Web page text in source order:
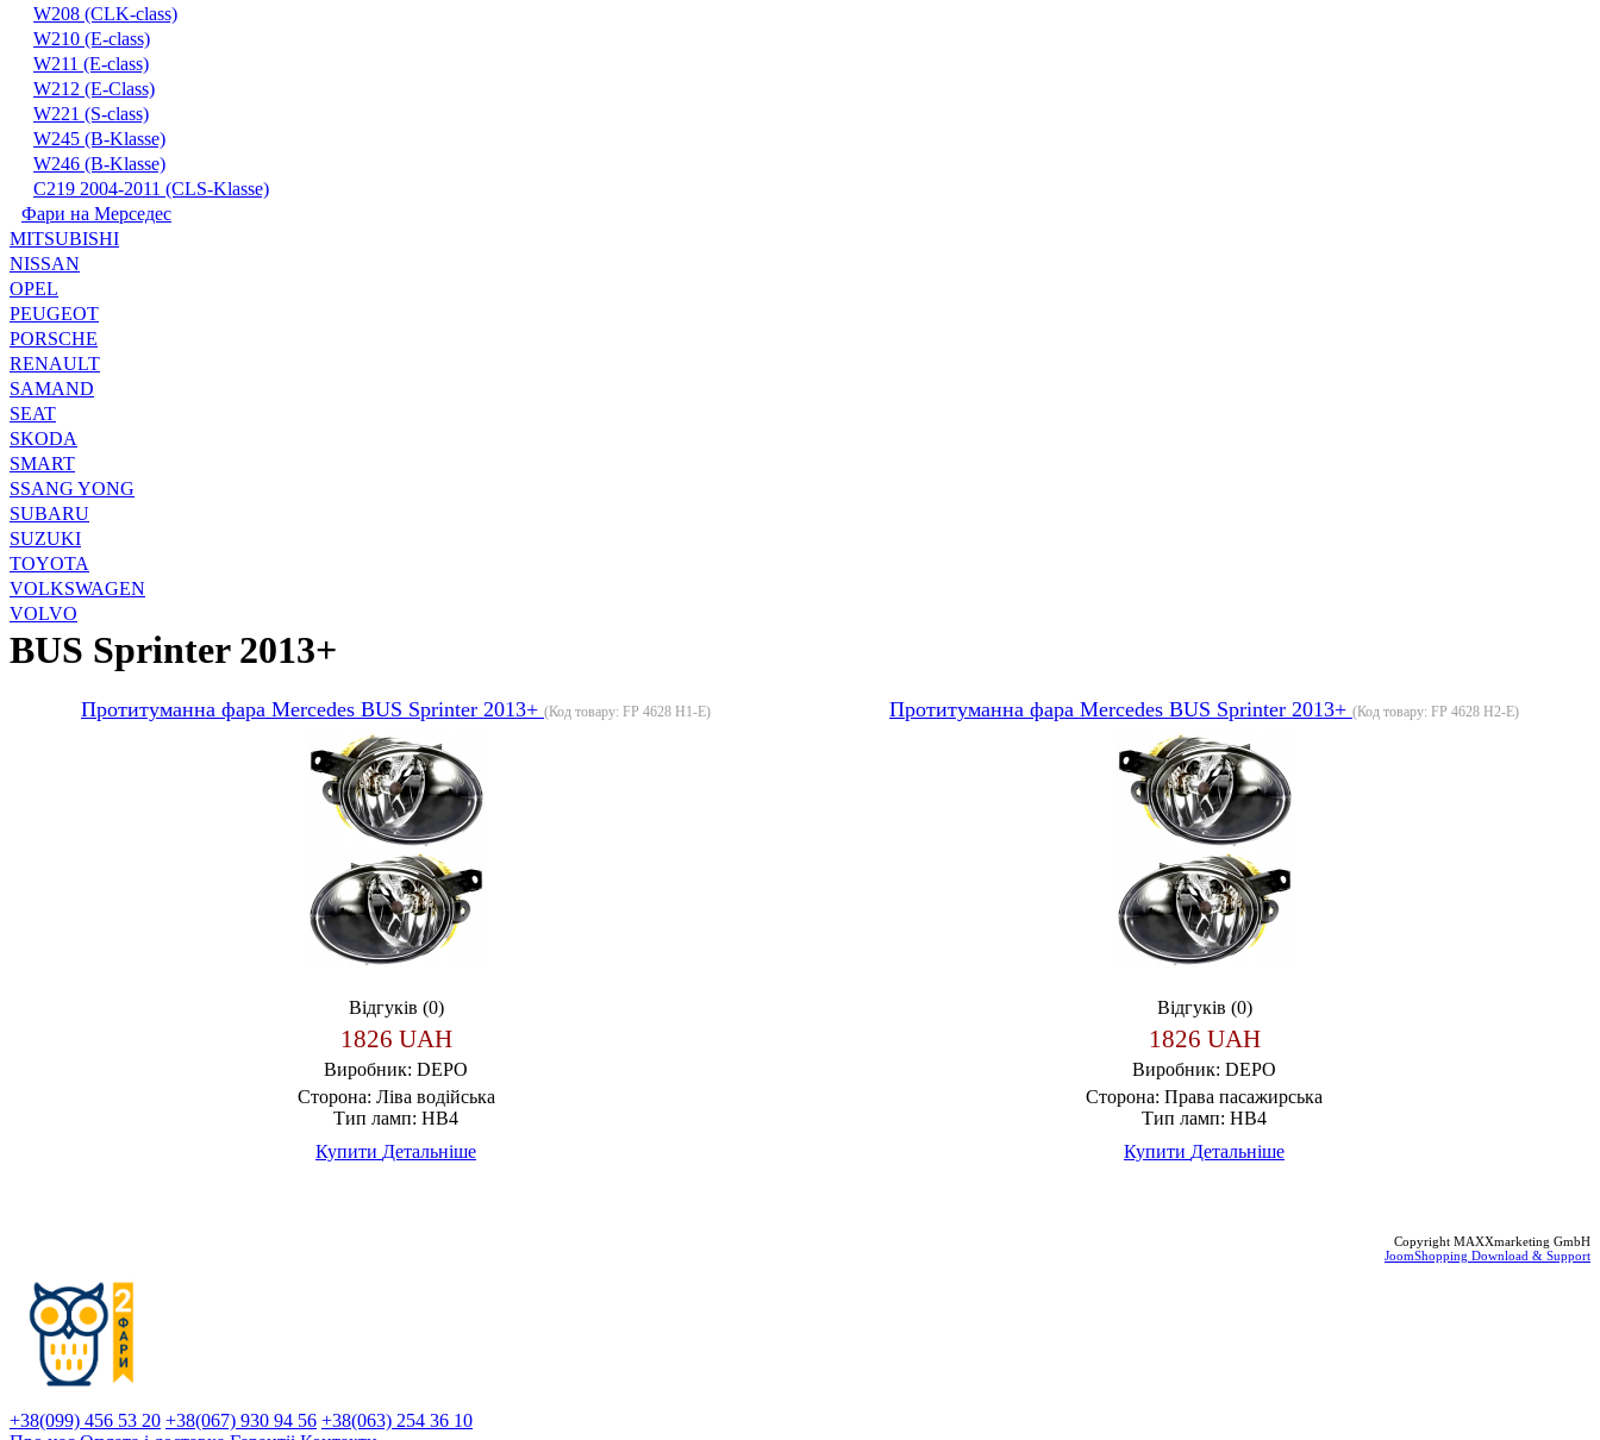
W208 (CLK-class)
W210 (E-class)
W211 (E-class)
W212 (E-Class)
W221 (S-class)
W245 (B-Klasse)
W246 (B-Klasse)
С219 2004-2011 (CLS-Klasse)
Фари на Мерседес
MITSUBISHI
NISSAN
OPEL
PEUGEOT
PORSCHE
RENAULT
SAMAND
SEAT
SKODA
SMART
SSANG YONG
SUBARU
SUZUKI
TOYOTA
VOLKSWAGEN
VOLVO
BUS Sprinter 2013+
Протитуманна фара Mercedes BUS Sprinter 2013+ (Код товару: FP 4628 H1-E)
Відгуків (0)
1826 UAH
Виробник: DEPO
Сторона: Ліва водійська
Тип ламп: HB4
Купити Детальніше
Протитуманна фара Mercedes BUS Sprinter 2013+ (Код товару: FP 4628 H2-E)
Відгуків (0)
1826 UAH
Виробник: DEPO
Сторона: Права пасажирська
Тип ламп: HB4
Купити Детальніше
Copyright MAXXmarketing GmbH
JoomShopping Download & Support
+38(099) 456 53 20 +38(067) 930 94 56 +38(063) 254 36 10